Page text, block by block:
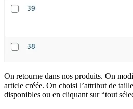
On retourne dans nos produits. On
article créée. On choisi l’attribut de
disponibles ou en cliquant sur “tout